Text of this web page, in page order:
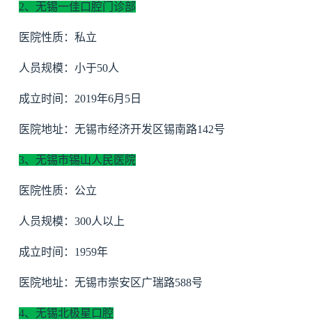
2、无锡一佳口腔门诊部
医院性质：私立
人员规模：小于50人
成立时间：2019年6月5日
医院地址：无锡市经济开发区锡南路142号
3、无锡市锡山人民医院
医院性质：公立
人员规模：300人以上
成立时间：1959年
医院地址：无锡市崇安区广瑞路588号
4、无锡北极星口腔